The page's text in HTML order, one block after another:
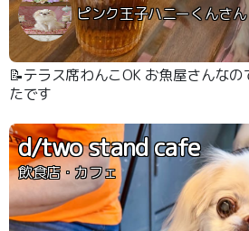
ピンク王子ハニーくんさん
📝テラス席わんこOK お魚屋さんな
たです
d/two stand cafe
飲食店・カフェ